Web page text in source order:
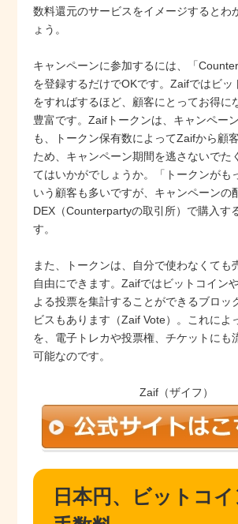
数料還元のサービスをイメージするとわ
ょう。
キャンペーンに参加するには、「
を登録するだけでOKです。Zaifではビッ
をすればするほど、顧客にとってお得に
豊富です。Zaifトークンは、キャンペー
も、トークン保有数によってZaifから顧
ため、キャンペーン期間を逃さないでた
てはいかがでしょうか。「トークンがも
いう顧客も多いですが、キャンペーンの
DEX（Counterpartyの取引所）で購入す
す。
また、トークンは、自分で使わなくても
自由にできます。Zaifではビットコイン
よる投票を集計することができるブロッ
ビスもあります（Zaif Vote）。これによ
を、電子トレカや投票権、チケットにも
可能なのです。
Zaif（ザイフ）
日本円、ビットコ